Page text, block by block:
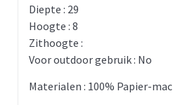
Diepte : 29
Hoogte : 8
Zithoogte :
Voor outdoor gebruik : No
Materialen : 100% Papier-